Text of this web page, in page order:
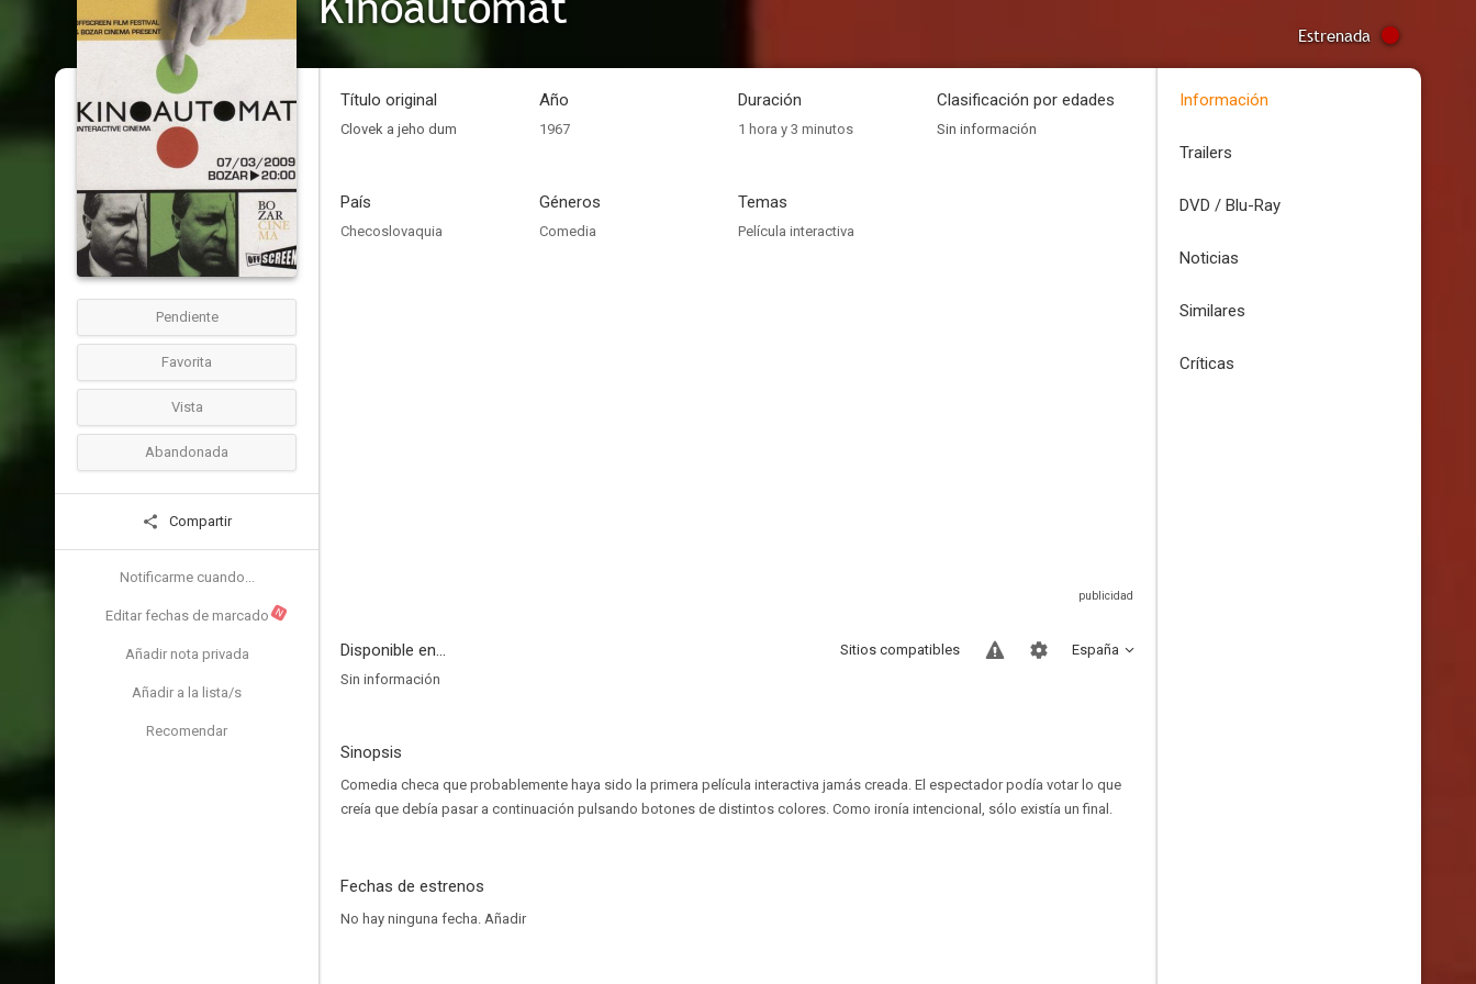
Estrenada
Pendiente
Favorita
Vista
Abandonada
Compartir
Notificarme cuando...
Editar fechas de marcado N
Añadir nota privada
Añadir a la lista/s
Recomendar
Título original
Clovek a jeho dum
Año
1967
Duración
1 hora y 3 minutos
Clasificación por edades
Sin información
País
Checoslovaquia
Géneros
Comedia
Temas
Película interactiva
Disponible en... España
Sitios compatibles
Sin información
Sinopsis
Comedia checa que probablemente haya sido la primera película interactiva jamás creada. El espectador podía votar lo que
creía que debía pasar a continuación pulsando botones de distintos colores. Como ironía intencional, sólo existía un final.
Fechas de estrenos
No hay ninguna fecha. Añadir
Información
Trailers
DVD / Blu-Ray
Noticias
Similares
Críticas